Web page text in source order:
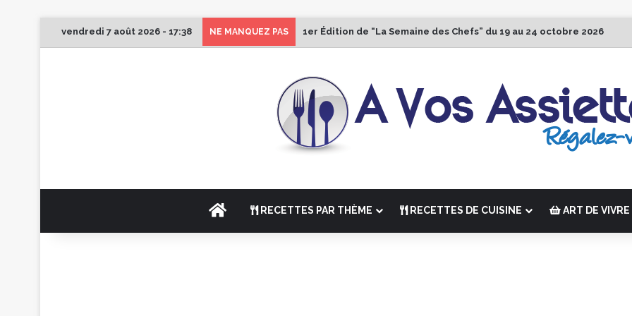
vendredi 7 août 2026 - 17:38 NE MANQUEZ PAS 1er Édition de “La Semaine des Chefs” du 19 au 24 octobre 2026
ACCUEILRECETTES PAR THÈME RECETTES DE CUISINE ART DE VIVRE